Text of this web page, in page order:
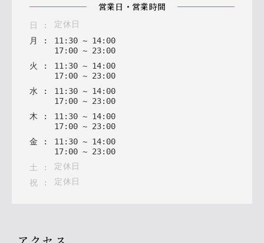
営業日・営業時間
日 :
定休日
月
: 11 : 30 ~ 14: 00
17: 00 ~ 23: 00
火
: 11 : 30 ~ 14: 00
17: 00 ~ 23: 00
水 : 11 : 30 ~ 14: 00
17: 00 ~ 23: 00
木 : 11: 30 ~ 14: 00
17: 00 ~ 23: 00
金 : 11: 30 ~ 14: 00
17: 00 ~ 23: 00
土
:
定休日
祝 : 定休日
アクセス